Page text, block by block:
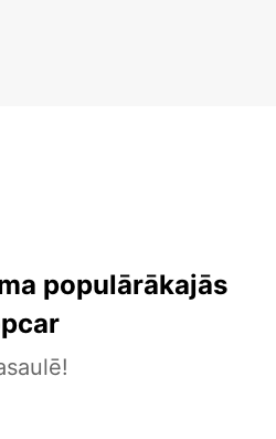
populārākajās